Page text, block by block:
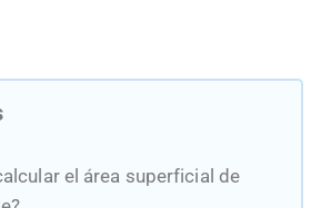
el área superficial de